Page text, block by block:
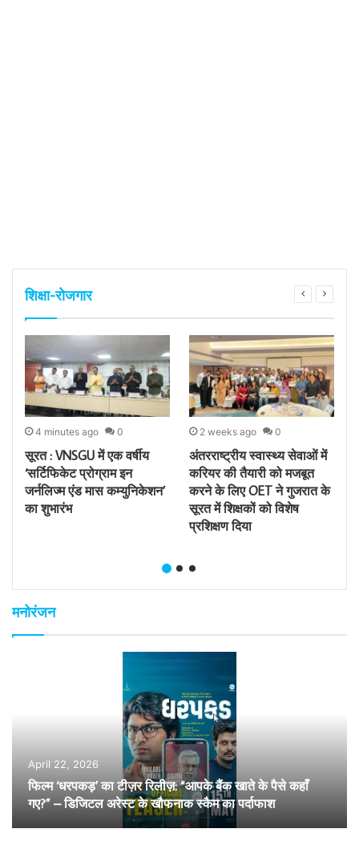
शिक्षा-रोजगार
4 minutes ago 0
सूरत : VNSGU में एक वर्षीय
‘सर्टिफिकेट प्रोग्राम इन
जर्नलिज्म एंड मास कम्युनिकेशन’
का शुभारंभ
2 weeks ago 0
अंतरराष्ट्रीय स्वास्थ्य सेवाओं में
करियर की तैयारी को मजबूत
करने के लिए OET ने गुजरात के
सूरत में शिक्षकों को विशेष
प्रशिक्षण दिया
मनोरंजन
April 22, 2026
फिल्म ‘धरपकड़’ का टीज़र रिलीज़: “आपके बैंक खाते के पैसे कहाँ
गए?” – डिजिटल अरेस्ट के खौफनाक स्कैम का पर्दाफाश